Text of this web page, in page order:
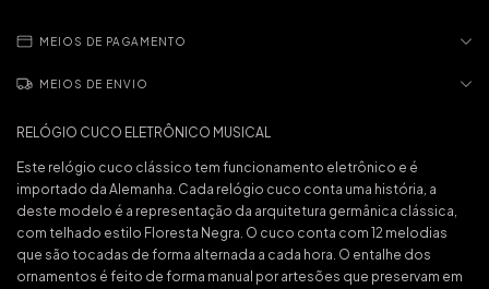
MEIOS DE PAGAMENTO
MEIOS DE ENVIO
RELÓGIO CUCO ELETRÔNICO MUSICAL
Este relógio cuco clássico tem funcionamento eletrônico e é
importado da Alemanha. Cada relógio cuco conta uma história, a
deste modelo é a representação da arquitetura germânica clássica,
com telhado estilo Floresta Negra. O cuco conta com 12 melodias
que são tocadas de forma alternada a cada hora. O entalhe dos
ornamentos é feito de forma manual por artesões que preservam em